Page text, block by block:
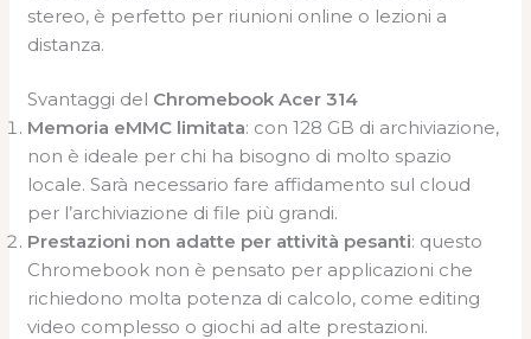
stereo, è perfetto per riunioni online o lezioni a
distanza.
Svantaggi del Chromebook Acer 314
Memoria eMMC limitata: con 128 GB di archiviazione,
non è ideale per chi ha bisogno di molto spazio
locale. Sarà necessario fare affidamento sul cloud
per l’archiviazione di file più grandi.
Prestazioni non adatte per attività pesanti: questo
Chromebook non è pensato per applicazioni che
richiedono molta potenza di calcolo, come editing
video complesso o giochi ad alte prestazioni.